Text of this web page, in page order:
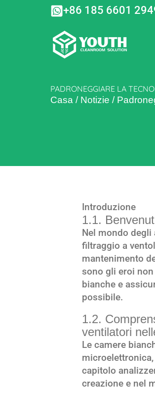
+86 185 6601
PADRONEGGIARE LA
Casa / Notizie /
Introduzione
1.1.
Nel mondo
filtraggio a
mantenimento
sono gli eroi
bianche e
possibile.
1.2.
ventilatori
Le camere
capitolo
creazione e nel